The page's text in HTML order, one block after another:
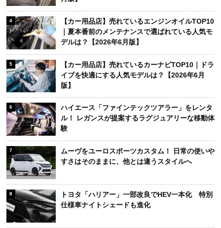
4
【カー用品店】売れているエンジンオイルTOP10
｜夏本番前のメンテナンスで選ばれている人気モ
デルは？【2026年6月版】
5
【カー用品店】売れているカーナビTOP10｜ドラ
イブを快適にする人気モデルは？【2026年6月
版】
6
ハイエース「ファインテックツアラー」をレンタ
ル！ レガンスが提案するラグジュアリーな移動体
験
7
ムーヴをユーロスポーツカスタム！ 日常の使いや
すさはそのままに、他とは違うスタイルへ
8
トヨタ「ハリアー」一部改良でHEV一本化 特別
仕様車ナイトシェードも進化